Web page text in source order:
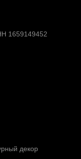
1659149452
декор